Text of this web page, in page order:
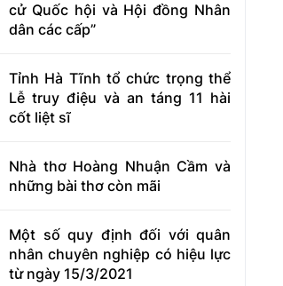
cử Quốc hội và Hội đồng Nhân
dân các cấp”
Tỉnh Hà Tĩnh tổ chức trọng thể
Lễ truy điệu và an táng 11 hài
cốt liệt sĩ
Nhà thơ Hoàng Nhuận Cầm và
những bài thơ còn mãi
Một số quy định đối với quân
nhân chuyên nghiệp có hiệu lực
từ ngày 15/3/2021